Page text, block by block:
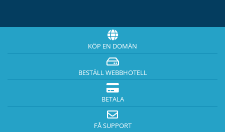
KÖP EN DOMÄN
BESTÄLL WEBBHOTELL
BETALA
FÅ SUPPORT